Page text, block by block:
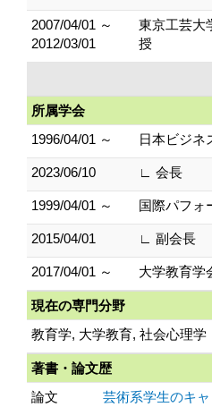
2007/04/01 ～
2012/03/01
東京工芸大
授
所属学会
1996/04/01 ～
日本ビジネ
2023/06/10 ∟ 会長
1999/04/01 ～ 国際パフォ
2015/04/01 ∟ 副会長
2017/04/01 ～ 大学教育学
現在の専門分野
教育学, 大学教育, 社会心理学
著書・論文歴
論文
芸術系学生のキ